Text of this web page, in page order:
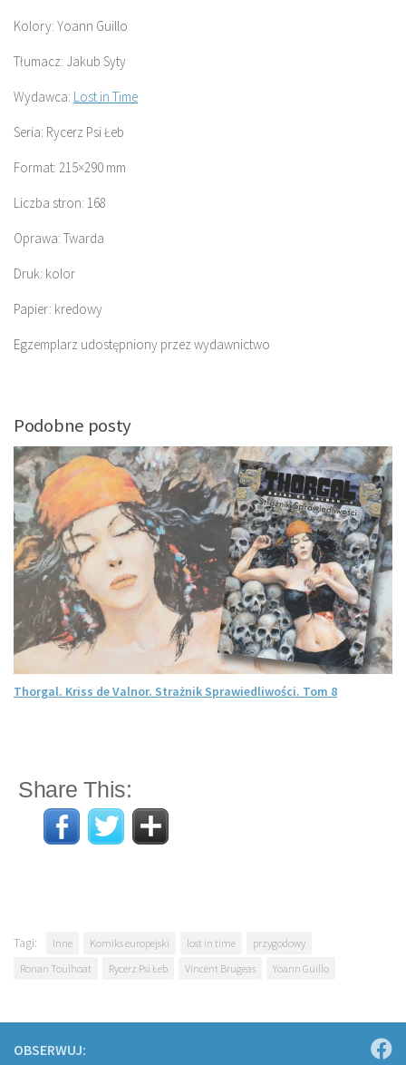
Kolory: Yoann Guillo
Tłumacz: Jakub Syty
Wydawca: Lost in Time
Seria: Rycerz Psi Łeb
Format: 215×290 mm
Liczba stron: 168
Oprawa: Twarda
Druk: kolor
Papier: kredowy
Egzemplarz udostępniony przez wydawnictwo
Podobne posty
Thorgal. Kriss de Valnor. Strażnik Sprawiedliwości. Tom 8
Share This:
Tagi: Inne Komiks europejski lost in time
przygodowy
Ronan Toulhoat
Rycerz Psi Łeb Vincent Brugeas Yoann Guillo
OBSERWUJ: